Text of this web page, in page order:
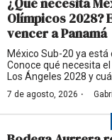
Olímpicos 2028?
vencer a Panamá
México Sub-20 ya
Conoce qué necesita
Los Ángeles 2028 y
7 de agosto, 2026 ·